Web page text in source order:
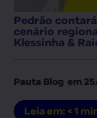
Pedrão
cenário
Klessinha &
Pauta Blog em
Leia em: < 1